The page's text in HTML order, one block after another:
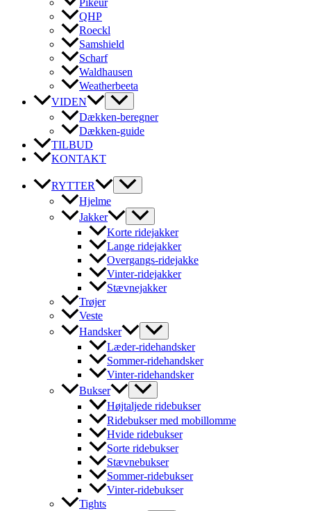
QHP
Roeckl
Samshield
Scharf
Waldhausen
Weatherbeeta
VIDEN
Dækken-beregner
Dækken-guide
TILBUD
KONTAKT
RYTTER
Hjelme
Jakker
Korte ridejakker
Lange ridejakker
Overgangs-ridejakke
Vinter-ridejakker
Stævnejakker
Trøjer
Veste
Handsker
Læder-ridehandsker
Sommer-ridehandsker
Vinter-ridehandsker
Bukser
Højtaljede ridebukser
Ridebukser med mobillomme
Hvide ridebukser
Sorte ridebukser
Stævnebukser
Sommer-ridebukser
Vinter-ridebukser
Tights